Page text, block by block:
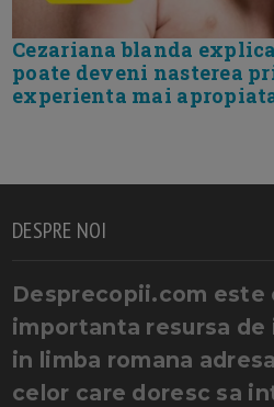
Cezariana blanda
poate deveni nasterea
experienta mai
DESPRE NOI
Desprecopii.com este
importanta resursa
in limba romana
celor care doresc sa